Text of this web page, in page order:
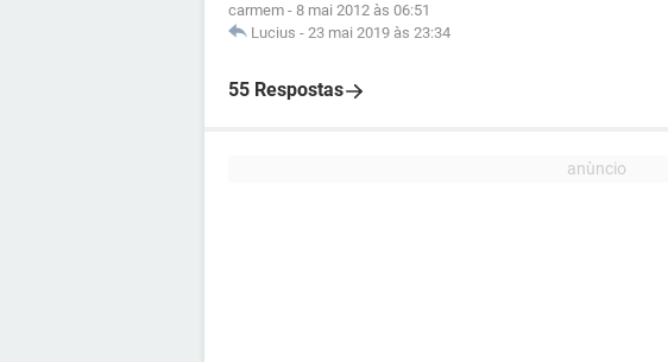
carmem - 8 mai 2012 às 06:51
Lucius - 23 mai 2019 às 23:34
55 Respostas